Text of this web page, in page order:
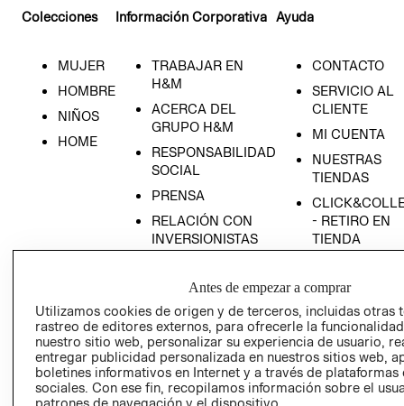
Colecciones
MUJER
HOMBRE
NIÑOS
HOME
Información Corporativa
TRABAJAR EN
H&M
ACERCA DEL
GRUPO H&M
RESPONSABILIDAD
SOCIAL
PRENSA
RELACIÓN CON
INVERSIONISTAS
EMPRESARIAL
Ayuda
CONTACTO
SERVICIO AL
CLIENTE
MI CUENTA
NUESTRAS
TIENDAS
- RETIRO EN
TIENDA
CONDICIONES
AVISO DE
PRIVACIDAD
GIFT CARD
AVISO DE
COOKIES
Antes de empezar a comprar
Utilizamos cookies de origen y de terceros, incluidas otras
rastreo de editores externos, para ofrecerle la
nuestro sitio web, personalizar su experiencia de usuario,
entregar publicidad personalizada en nuestros sitios web,
boletines informativos en Internet y a través de plataformas
sociales. Con ese fin, recopilamos información sobre el